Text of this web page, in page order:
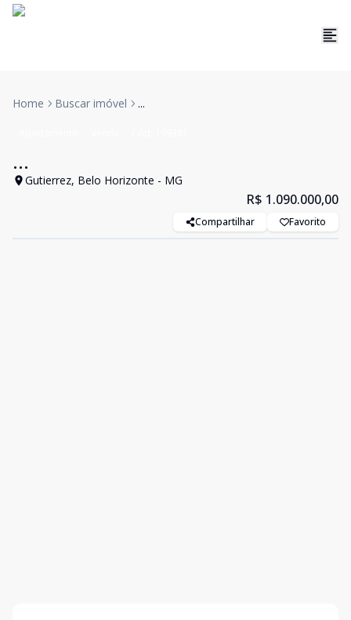
Home Buscar imóvel ...
...
Gutierrez, Belo Horizonte - MG
R$ 1.090.000,00
Compartilhar Favorito